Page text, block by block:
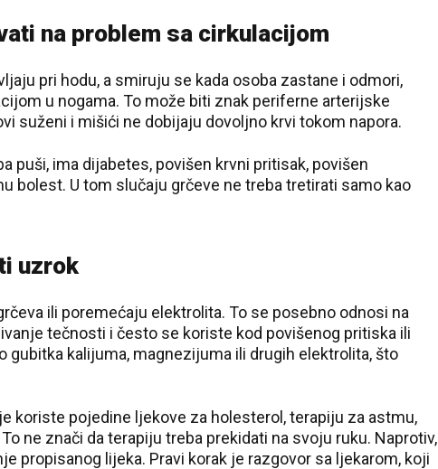
na problem sa cirkulacijom
pri hodu, a smiruju se kada osoba zastane i odmori,
u nogama. To može biti znak periferne arterijske
suženi i mišići ne dobijaju dovoljno krvi tokom napora.
puši, ima dijabetes, povišen krvni pritisak, povišen
bolest. U tom slučaju grčeve ne treba tretirati samo kao
uzrok
ili poremećaju elektrolita. To se posebno odnosi na
tečnosti i često se koriste kod povišenog pritiska ili
gubitka kalijuma, magnezijuma ili drugih elektrolita, što
koriste pojedine ljekove za holesterol, terapiju za astmu,
ne znači da terapiju treba prekidati na svoju ruku. Naprotiv,
propisanog lijeka. Pravi korak je razgovor sa ljekarom, koji
Pale
17 °C